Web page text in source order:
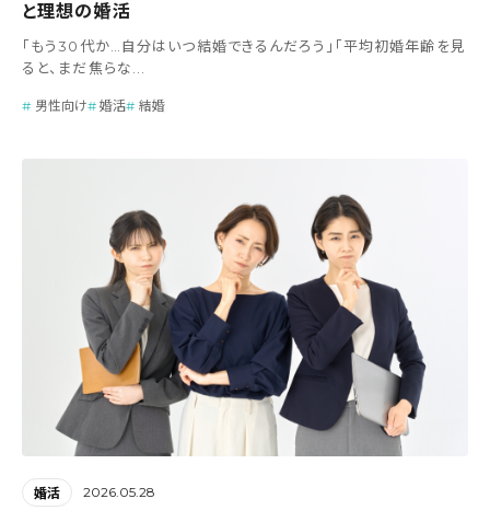
と理想の婚活
「もう30代か…自分はいつ結婚できるんだろう」「平均初婚年齢を見
ると、まだ焦らな...
男性向け 婚活 結婚
婚活 2026.05.28